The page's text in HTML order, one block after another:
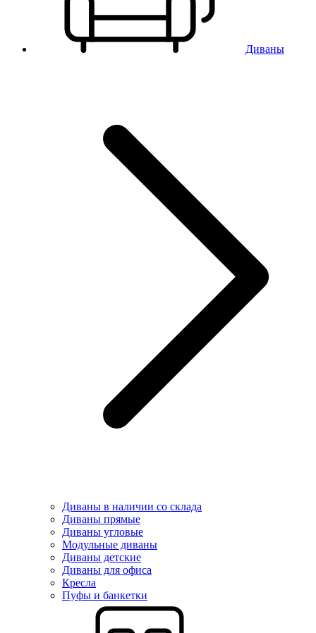
Диваны
Диваны в наличии со склада
Диваны прямые
Диваны угловые
Модульные диваны
Диваны детские
Диваны для офиса
Кресла
Пуфы и банкетки